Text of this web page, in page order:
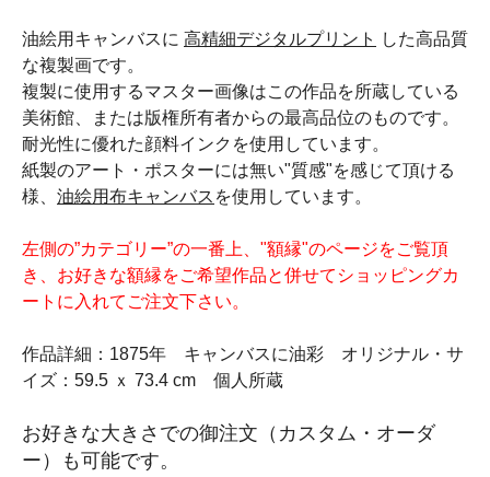
油絵用キャンバスに 高精細デジタルプリント
した高品質
な複製画です。
複製に使用するマスター画像はこの作品を所蔵している
美術館、または版権所有者からの最高品位のものです。
耐光性に優れた顔料インクを使用しています。
紙製のアート・ポスターには無い"質感"を感じて頂ける
様、 油絵用布キャンバス を使用しています。
左側の”カテゴリー”の一番上、"額縁"のページをご覧頂
き、お好きな額縁をご希望作品と併せてショッピングカ
ートに入れてご注文下さい。
作品詳細：1875年 キャンバスに油彩 オリジナル・サ
イズ：59.5 ｘ 73.4 cm 個人所蔵
お好きな大きさでの御注文（カスタム・オーダ
ー）も可能です。